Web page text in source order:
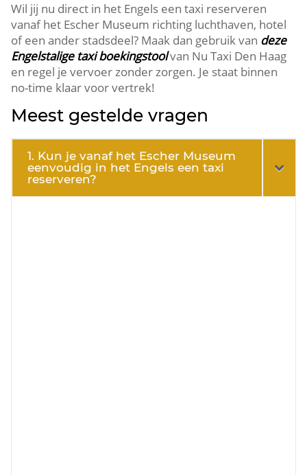
Wil jij nu direct in het Engels een taxi reserveren
vanaf het Escher Museum richting luchthaven, hotel
of een ander stadsdeel? Maak dan gebruik van deze
Engelstalige taxi boekingstoolvan Nu Taxi Den Haag
en regel je vervoer zonder zorgen. Je staat binnen
no-time klaar voor vertrek!
Meest gestelde vragen
1. Kun je vanaf het Escher Museum
eenvoudig in het Engels een taxi
reserveren?